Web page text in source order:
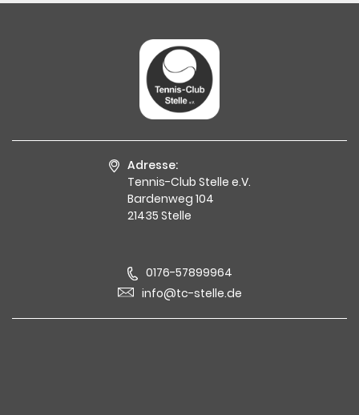
Adresse:
Tennis-Club Stelle e.V.
Bardenweg 104
21435 Stelle
0176-57899964
info@tc-stelle.de